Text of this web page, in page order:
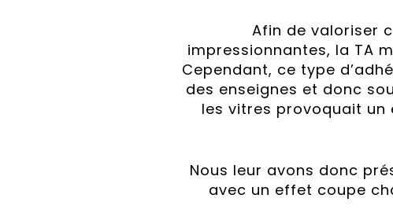
Afin de valoriser
impressionnantes, la TA
Cependant, ce type
des enseignes et donc
les vitres provoquait un
Nous leur avons donc
avec un effet coupe